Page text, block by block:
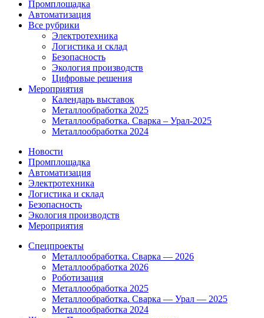
Промплощадка
Автоматизация
Все рубрики
Электротехника
Логистика и склад
Безопасность
Экология производств
Цифровые решения
Мероприятия
Календарь выставок
Металлообработка 2025
Металлообработка. Сварка – Урал-2025
Металлообработка 2024
Новости
Промплощадка
Автоматизация
Электротехника
Логистика и склад
Безопасность
Экология производств
Мероприятия
Спецпроекты
Металлообработка. Сварка — 2026
Металлообработка 2026
Роботизация
Металлообработка 2025
Металлообработка. Сварка — Урал — 2025
Металлообработка 2024